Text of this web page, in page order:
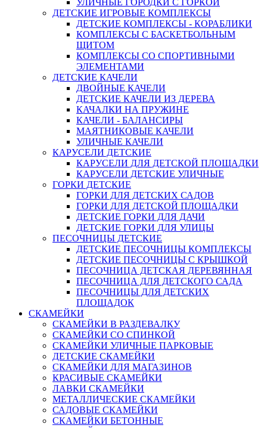
ДЕТСКИЕ ИГРОВЫЕ КОМПЛЕКСЫ
ДЕТСКИЕ КОМПЛЕКСЫ - КОРАБЛИКИ
КОМПЛЕКСЫ С БАСКЕТБОЛЬНЫМ
ЩИТОМ
КОМПЛЕКСЫ СО СПОРТИВНЫМИ
ЭЛЕМЕНТАМИ
ДЕТСКИЕ КАЧЕЛИ
ДВОЙНЫЕ КАЧЕЛИ
ДЕТСКИЕ КАЧЕЛИ ИЗ ДЕРЕВА
КАЧАЛКИ НА ПРУЖИНЕ
КАЧЕЛИ - БАЛАНСИРЫ
МАЯТНИКОВЫЕ КАЧЕЛИ
УЛИЧНЫЕ КАЧЕЛИ
КАРУСЕЛИ ДЕТСКИЕ
КАРУСЕЛИ ДЛЯ ДЕТСКОЙ ПЛОЩАДКИ
КАРУСЕЛИ ДЕТСКИЕ УЛИЧНЫЕ
ГОРКИ ДЕТСКИЕ
ГОРКИ ДЛЯ ДЕТСКИХ САДОВ
ГОРКИ ДЛЯ ДЕТСКОЙ ПЛОЩАДКИ
ДЕТСКИЕ ГОРКИ ДЛЯ ДАЧИ
ДЕТСКИЕ ГОРКИ ДЛЯ УЛИЦЫ
ПЕСОЧНИЦЫ ДЕТСКИЕ
ДЕТСКИЕ ПЕСОЧНИЦЫ КОМПЛЕКСЫ
ДЕТСКИЕ ПЕСОЧНИЦЫ С КРЫШКОЙ
ПЕСОЧНИЦА ДЕТСКАЯ ДЕРЕВЯННАЯ
ПЕСОЧНИЦА ДЛЯ ДЕТСКОГО САДА
ПЕСОЧНИЦЫ ДЛЯ ДЕТСКИХ
ПЛОЩАДОК
СКАМЕЙКИ
СКАМЕЙКИ В РАЗДЕВАЛКУ
СКАМЕЙКИ СО СПИНКОЙ
СКАМЕЙКИ УЛИЧНЫЕ ПАРКОВЫЕ
ДЕТСКИЕ СКАМЕЙКИ
СКАМЕЙКИ ДЛЯ МАГАЗИНОВ
КРАСИВЫЕ СКАМЕЙКИ
ЛАВКИ СКАМЕЙКИ
МЕТАЛЛИЧЕСКИЕ СКАМЕЙКИ
САДОВЫЕ СКАМЕЙКИ
СКАМЕЙКИ БЕТОННЫЕ